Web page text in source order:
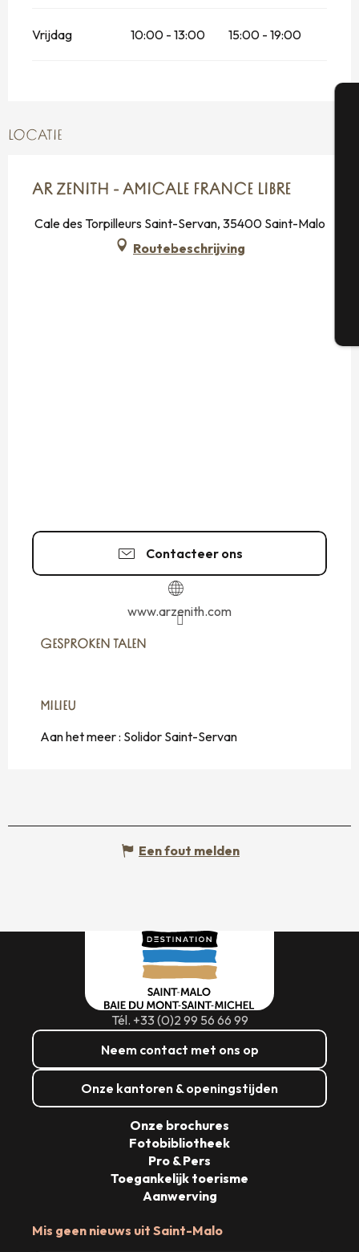
Vrijdag 10:00 - 13:00 15:00 - 19:00
LOCATIE
AR ZENITH - AMICALE FRANCE LIBRE
Cale des Torpilleurs Saint-Servan, 35400 Saint-Malo
Routebeschrijving
Contacteer ons
www.arzenith.com
GESPROKEN TALEN
GESPROKEN TALEN
MILIEU
MILIEU
Aan het meer : Solidor Saint-Servan
Een fout melden
Tél. +33 (0)2 99 56 66 99
Neem contact met ons op
Onze kantoren & openingstijden
Mis geen nieuws uit Saint-Malo
Onze brochures
Fotobibliotheek
Pro & Pers
Toegankelijk toerisme
Aanwerving